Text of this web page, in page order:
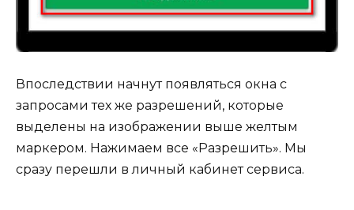
Впоследствии начнут появляться окна с
запросами тех же разрешений, которые
выделены на изображении выше желтым
маркером. Нажимаем все «Разрешить». Мы
сразу перешли в личный кабинет сервиса.